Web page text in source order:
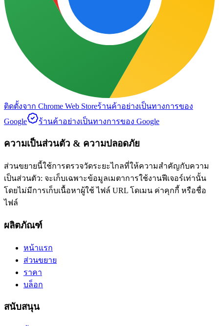
ติดตั้งจาก Chrome Web Storeร้านค้าอย่างเป็นทางการของ
Google
ร้านค้าอย่างเป็นทางการของ Google
ความเป็นส่วนตัว & ความปลอดภัย
ส่วนขยายนี้ใช้การตรวจวัดระยะไกลที่ให้ความสำคัญกับความ
เป็นส่วนตัว: จะเก็บเฉพาะข้อมูลเมตาการใช้งานฟีเจอร์เท่านั้น
โดยไม่มีการเก็บเนื้อหาผู้ใช้ ไฟล์ URL โดเมน ค่าคุกกี้ หรือชื่อ
ไฟล์
ผลิตภัณฑ์
หน้าแรก
ส่วนขยาย
ราคา
บล็อก
สนับสนุน